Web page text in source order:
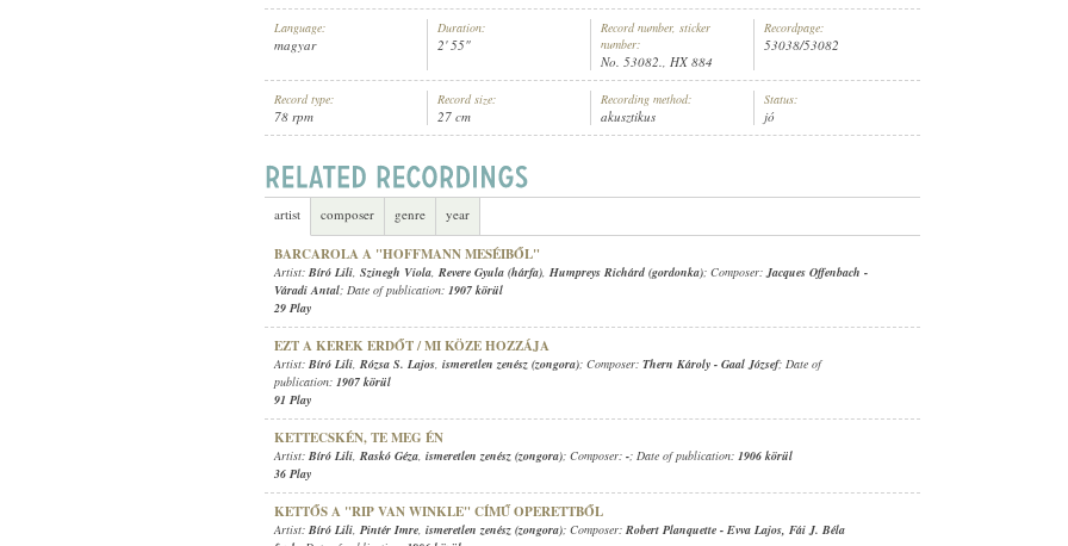
Language:
magyar
Duration:
2' 55"
Record number, sticker
number:
No. 53082., HX 884
Recordpage:
53038/53082
Record type:
78 rpm
Record size:
27 cm
Recording method:
akusztikus
Status:
jó
artist composer genre year
BARCAROLA A "HOFFMANN MESÉIBŐL"
Artist: Bíró Lili, Szinegh Viola, Revere Gyula (hárfa), Humpreys Richárd (gordonka); Composer:Jacques Offenbach -
Váradi Antal; Date of publication: 1907 körül
29 Play
EZT A KEREK ERDŐT / MI KÖZE HOZZÁJA
Artist: Bíró Lili, Rózsa S. Lajos, ismeretlen zenész (zongora); Composer: Thern Károly - Gaal József; Date of
publication: 1907 körül
91 Play
KETTECSKÉN, TE MEG ÉN
Artist: Bíró Lili, Raskó Géza, ismeretlen zenész (zongora); Composer: -; Date of publication: 1906 körül
36 Play
KETTŐS A "RIP VAN WINKLE" CÍMŰ OPERETTBŐL
Artist: Bíró Lili, Pintér Imre, ismeretlen zenész (zongora); Composer: Robert Planquette - Evva Lajos, Fái J. Béla